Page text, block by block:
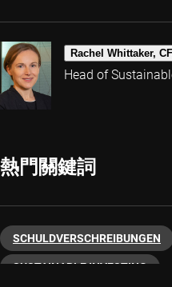
Rachel Whittaker,
Head of
熱門關鍵詞
SCHULDVERSCHREIBUNGEN
SUSTAINABLE INVESTING